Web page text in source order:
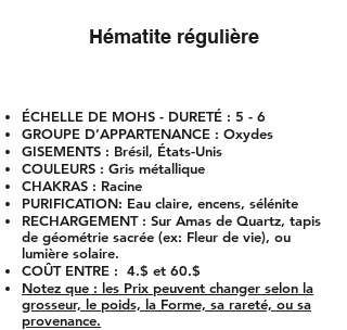
Hématite régulière
ÉCHELLE DE MOHS - DURETÉ : 5 - 6
GROUPE D’APPARTENANCE : Oxydes
GISEMENTS : Brésil, États-Unis
COULEURS : Gris métallique
CHAKRAS : Racine
PURIFICATION: Eau claire, encens, sélénite
RECHARGEMENT : Sur Amas de Quartz, tapis
de géométrie sacrée (ex: Fleur de vie), ou
lumière solaire.​
COÛT ENTRE : 4.$ et 60.$
Notez que : les Prix peuvent changer selon la
grosseur, le poids, la Forme, sa rareté, ou sa
provenance.